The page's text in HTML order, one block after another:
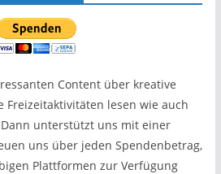
Content über kreative
Freizeitaktivitäten lesen wie auch
unterstützt uns mit einer
uns über jeden Spendenbetrag,
Plattformen zur Verfügung